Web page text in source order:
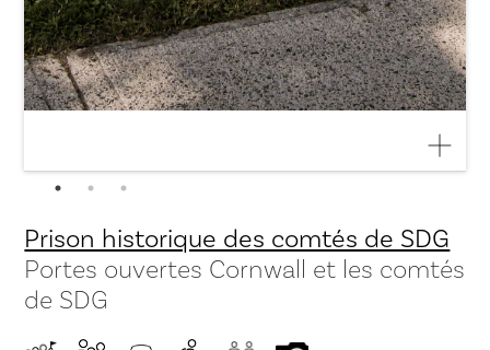
Prison historique des comtés de SDG
Portes ouvertes Cornwall et les comtés
de SDG